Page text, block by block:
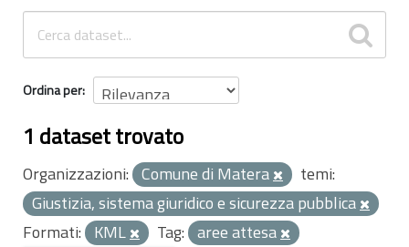
INFORMAZIONI
Ordina per
1 dataset trovato
Organizzazioni: Comune di Matera
temi:
Giustizia, sistema giuridico e sicurezza pubblica
Formati: KML Tag: aree attesa